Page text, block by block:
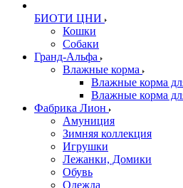
БИОТИ ЦНИ
Кошки
Собаки
Гранд-Альфа
Влажные корма
Влажные корма
Влажные корма
Фабрика Лион
Амуниция
Зимняя коллекция
Игрушки
Лежанки, Домики
Обувь
Одежда